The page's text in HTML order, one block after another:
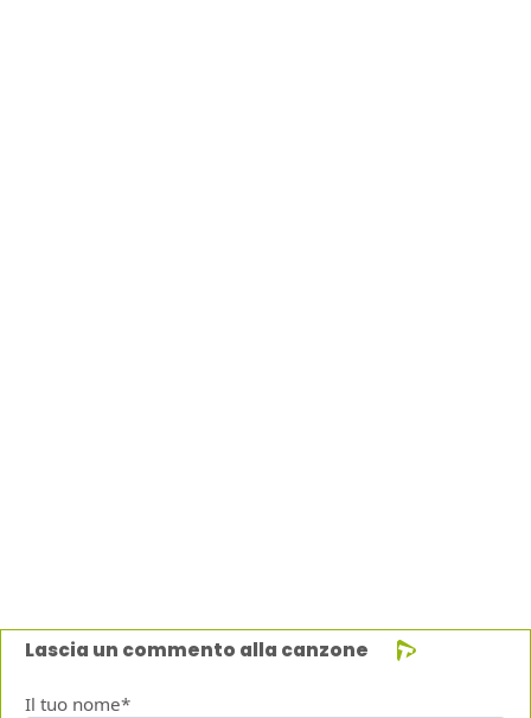
Lascia un commento alla canzone
Il tuo nome*